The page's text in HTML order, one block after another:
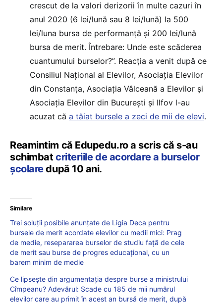
crescut de la valori derizorii în multe cazuri în
anul 2020 (6 lei/lună sau 8 lei/lună) la 500
lei/luna bursa de performanță și 200 lei/lună
bursa de merit. Întrebare: Unde este scăderea
cuantumului burselor?”. Reacția a venit după ce
Consiliul Național al Elevilor, Asociația Elevilor
din Constanța, Asociația Vâlceană a Elevilor și
Asociația Elevilor din București și Ilfov l-au
acuzat că a tăiat bursele a zeci de mii de elevi.
Reamintim că Edupedu.ro a scris că s-au
schimbat criteriile de acordare a burselor
școlaredupă 10 ani.
Similare
Trei soluții posibile anunțate de Ligia Deca pentru
bursele de merit acordate elevilor cu medii mici: Prag
de medie, resepararea burselor de studiu față de cele
de merit sau burse de progres educațional, cu un
barem minim de medie
Ce lipsește din argumentația despre burse a ministrului
Cîmpeanu? Adevărul: Scade cu 185 de mii numărul
elevilor care au primit în acest an bursă de merit, după